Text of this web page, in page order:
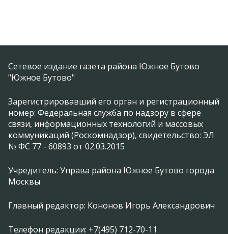
Сетевое издание газета района Южное Бутово
"Южное Бутово"
Зарегистрировавший его орган и регистрационный
номер: Федеральная служба по надзору в сфере
связи, информационных технологий и массовых
коммуникаций (Роскомнадзор), свидетельство: ЭЛ
№ ФС 77 - 60893 от 02.03.2015
Учредитель: Управа района Южное Бутово города
Москвы
Главный редактор: Кононов Игорь Александрович
Телефон редакции: +7(495) 712-70-11